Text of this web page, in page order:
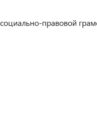
правовой